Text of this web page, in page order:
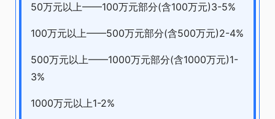
50万元以上——100万元部分(含100万元)3-5%
100万元以上——500万元部分(含500万元)2-4%
500万元以上——1000万元部分(含1000万元)1-
3%
1000万元以上1-2%